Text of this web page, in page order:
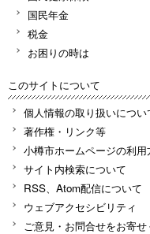
国民年金
税金
お困りの時は
このサイトについて
個人情報の取り扱いについ
著作権・リンク等
小樽市ホームページの利用
サイト内検索について
RSS、Atom配信について
ウェブアクセシビリティ
ご意見・お問合せをお寄